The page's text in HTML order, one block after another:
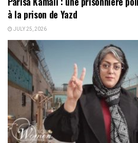
à la prison de Yazd
JULY 25, 2026